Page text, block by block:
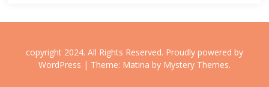
copyright 2024. All Rights Reserved. Proudly powered by
WordPress | Theme: Matina by Mystery Themes.